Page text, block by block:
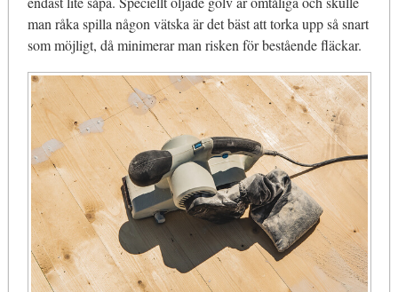
man råka spilla någon vätska är det bäst att torka upp så snart
som möjligt, då minimerar man risken för bestående fläckar.